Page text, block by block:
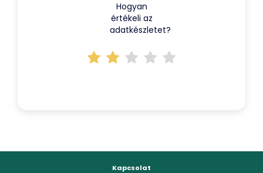
Hogyan
értékeli az
adatkészletet?
Kapcsolat